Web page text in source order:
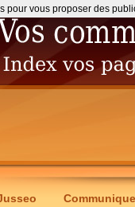
vous proposer des